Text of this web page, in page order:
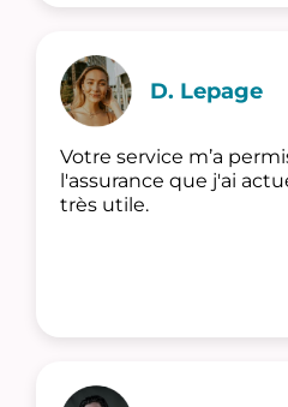
D. Lepage
Votre service m’a
l'assurance que j'ai
très utile.